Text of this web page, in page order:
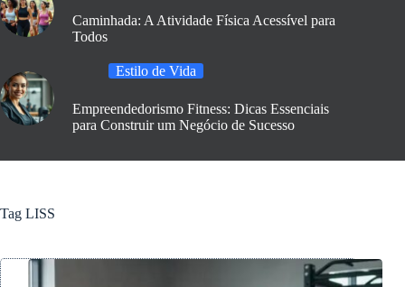
Caminhada: A Atividade Física Acessível para
Todos
Estilo de Vida
Empreendedorismo Fitness: Dicas Essenciais
para Construir um Negócio de Sucesso
Tag LISS